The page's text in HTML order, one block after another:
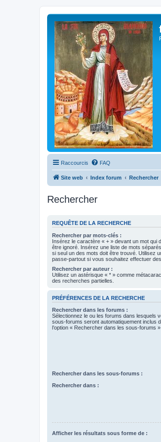
Raccourcis FAQ
Site web Index forum Rechercher
Rechercher
REQUÊTE DE LA RECHERCHE
Rechercher par mots-clés :
Insérez le caractère « + » devant un mot qui
être ignoré. Insérez une liste de mots
si seul un des mots doit être trouvé. Utilisez
passe-partout si vous souhaitez effectuer
Rechercher par auteur :
Utilisez un astérisque « * » comme
des recherches partielles.
PRÉFÉRENCES DE LA RECHERCHE
Rechercher dans les forums :
Sélectionnez le ou les forums dans lesquels
sous-forums seront automatiquement inclus
l’option « Rechercher dans les sous-forums
Rechercher dans les sous-forums :
Rechercher dans :
Afficher les résultats sous forme de :